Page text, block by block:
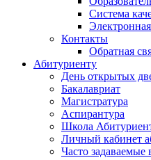
Система
Контакты
Обратная
Абитуриенту
День открытых
Бакалавриат
Магистратура
Аспирантура
Школа
Личный кабинет
Часто задаваемые